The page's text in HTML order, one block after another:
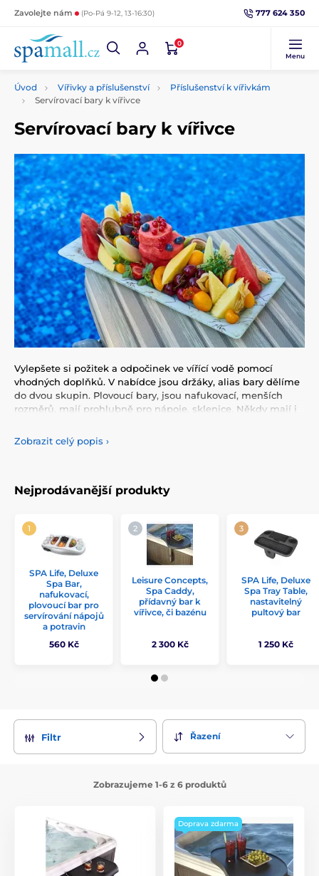
Zavolejte nám (Po-Pá 9-12, 13-16:30) 777 624 350
0
Menu
Úvod Vířivky a příslušenství
Příslušenství k vířivkám
Servírovací bary k vířivce
Servírovací bary k vířivce
Vylepšete si požitek a odpočinek ve vířící vodě pomocí
vhodných doplňků. V nabídce jsou držáky, alias bary dělíme
do dvou skupin. Plovoucí bary, jsou nafukovací, menších
rozměrů, mají prohlubně pro nápoje, sklenice. Někdy mají i
rozměrově odpovídaly kraji vířivky. Poté jsou přídavné pevné
bary, s možností montáže přímo do opláštění vířivky,
jednoduše se nasunou na okraj, stejně jako nafukovací,
Zobrazit celý popis ›
Nejprodávanější produkty
SPA Life, Deluxe
Spa Bar,
nafukovací,
plovoucí bar pro
servírování nápojů
a potravin
560 Kč
Leisure Concepts,
Spa Caddy,
přídavný bar k
vířivce, či bazénu
2 300 Kč
SPA Life, Deluxe
Spa Tray Table,
nastavitelný
pultový bar
1 250 Kč
Filtr Řazení
Zobrazujeme 1-6 z 6 produktů
Doprava zdarma